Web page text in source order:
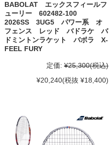
BABOLAT エックスフィールフ
ューリー 602482-100
2026SS 3UG5 パワー系 オ
フェンス レッド バドラケ バ
ドミントンラケット バボラ X-
FEEL FURY
定価: ¥25,300(税込)
¥20,240(税抜 ¥18,400)